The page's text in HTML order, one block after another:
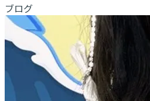
ブログ